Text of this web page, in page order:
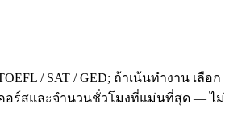
/ SAT / GED; ถ้าเน้นทำงาน เลือก
ผนคอร์สและจำนวนชั่วโมงที่แม่นที่สุด — ไม่